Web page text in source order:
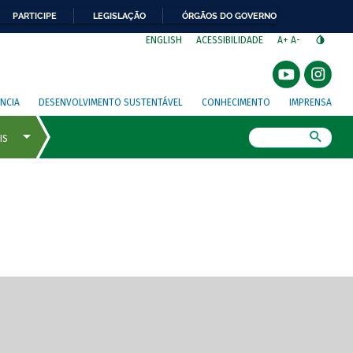
PARTICIPE LEGISLAÇÃO ÓRGÃOS DO GOVERNO
ENGLISH ACESSIBILIDADE A+ A-
DESENVOLVIMENTO SUSTENTÁVEL CONHECIMENTO IMPRENSA